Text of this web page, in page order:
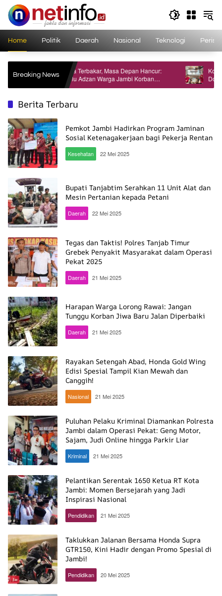
Langsung
konten
Home Politik Daerah Nasional Teknologi
Breaking News
Tubuhnya Terbakar, Masa Depan Hancur:
Kisah Pilu Adzan Warga Jambi Korban
Kecelakaan Kerja di Riau
Konsisten
Donor
Anniversary
Berita Terbaru
Pemkot Jambi Hadirkan Program Jaminan
Sosial Ketenagakerjaan bagi Pekerja Rentan
Kesehatan 22 Mei 2025
Bupati Tanjabtim Serahkan 11 Unit Alat dan
Mesin Pertanian kepada Petani
Daerah 22 Mei 2025
Tegas dan Taktis! Polres Tanjab Timur
Grebek Penyakit Masyarakat dalam Operasi
Pekat 2025
Daerah 21 Mei 2025
net
info
Harapan Warga Lorong Rawai: Jangan
Tunggu Korban Jiwa Baru Jalan Diperbaiki
Daerah 21 Mei 2025
Rayakan Setengah Abad, Honda Gold Wing
Edisi Spesial Tampil Kian Mewah dan
Canggih!
Nasional 21 Mei 2025
Puluhan Pelaku Kriminal Diamankan Polresta
Jambi dalam Operasi Pekat: Geng Motor,
Sajam, Judi Online hingga Parkir Liar
Kriminal 21 Mei 2025
Pelantikan Serentak 1650 Ketua RT Kota
Jambi: Momen Bersejarah yang Jadi
Inspirasi Nasional
Pendidikan 21 Mei 2025
Taklukkan Jalanan Bersama Honda Supra
GTR150, Kini Hadir dengan Promo Spesial di
Jambi!
Pendidikan 20 Mei 2025